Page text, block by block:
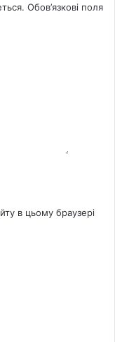
Обов’язкові поля
в цьому браузері